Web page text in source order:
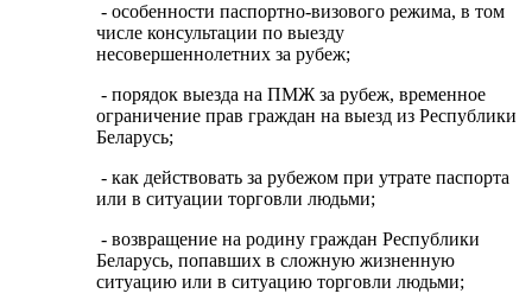
- особенности паспортно-визового режима, в том
числе консультации по выезду
несовершеннолетних за рубеж;
- порядок выезда на ПМЖ за рубеж, временное
ограничение прав граждан на выезд из Республики
Беларусь;
- как действовать за рубежом при утрате паспорта
или в ситуации торговли людьми;
- возвращение на родину граждан Республики
Беларусь, попавших в сложную жизненную
ситуацию или в ситуацию торговли людьми;